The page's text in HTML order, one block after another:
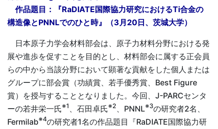
作品題目：『RaDIATE国際協力研究におけるTi合金の
構造像とPNNLでのひと時』（3月20日、茨城大学）
日本原子力学会材料部会は、原子力材料分野における発
展や進歩を促すことを目的とし、材料部会に属する正会員
らの中から当該分野において顕著な貢献をした個人または
グループに部会賞（功績賞、若手優秀賞、Best Figure
賞）を授与することとなりました。今回、J-PARCセンタ
ーの若井栄一氏※1 、石田卓氏※2 、PNNL※3の研究者2名、
Fermilab※4の研究者1名の作品題目『RaDIATE国際協力研